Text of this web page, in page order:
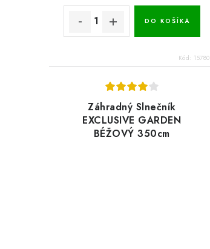
DO KOŠÍKA
Kód: 15780
Záhradný Slnečník
EXCLUSIVE GARDEN
BÉŽOVÝ 350cm